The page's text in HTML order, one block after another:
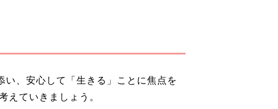
、安心して「生きる」ことに焦点を
えていきましょう。